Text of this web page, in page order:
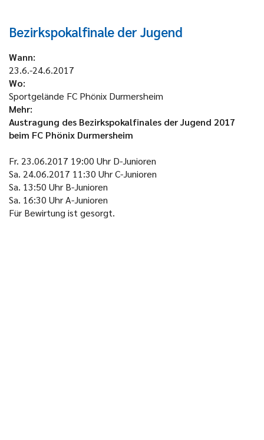
Bezirkspokalfinale der Jugend
Wann:
23.6.-24.6.2017
Wo:
Sportgelände FC Phönix Durmersheim
Mehr:
Austragung des Bezirkspokalfinales der Jugend 2017
beim FC Phönix Durmersheim
Fr. 23.06.2017 19:00 Uhr D-Junioren
Sa. 24.06.2017 11:30 UhrC-Junioren
Sa. 13:50 Uhr B-Junioren
Sa. 16:30 UhrA-Junioren
Für Bewirtung ist gesorgt.